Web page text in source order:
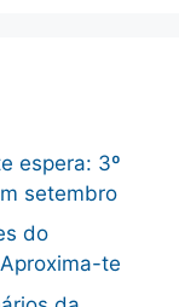
espera: 3º
setembro
do
te